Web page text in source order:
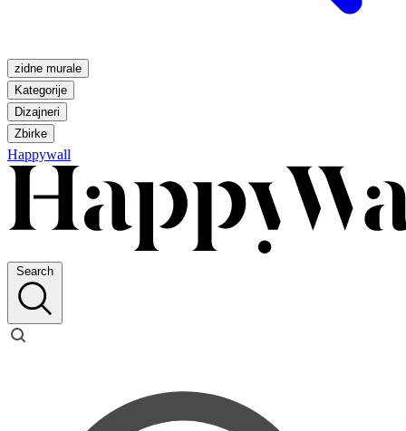
zidne murale
Kategorije
Dizajneri
Zbirke
Happywall
Search